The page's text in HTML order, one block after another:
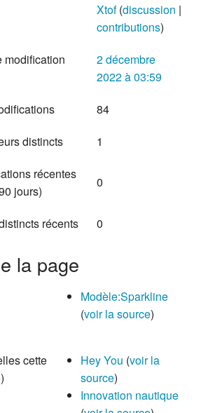
Xtof (discussion |
contributions)
modification
2 décembre
2022 à 03:59
84
distincts
1
récentes
jours)
0
récents 0
la page
Modèle:Sparkline
(voir la source)
cette
Hey You (voir la
source)
Innovation nautique